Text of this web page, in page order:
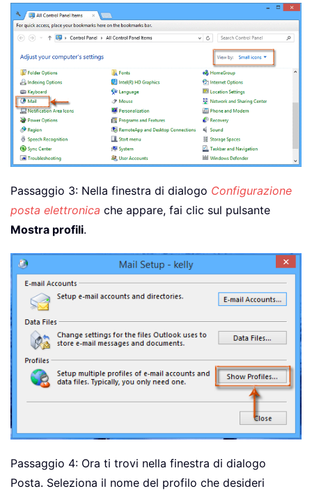
Passaggio 3: Nella finestra di dialogo Configurazione
posta elettronica che appare, fai clic sul pulsante
Mostra profili.
Passaggio 4: Ora ti trovi nella finestra di dialogo
Posta. Seleziona il nome del profilo che desideri